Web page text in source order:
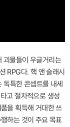
물들이 우글거리는
RPG다. 핵 앤 슬래시
특한 콘셉트를 내세
고 절차적으로 생성
을 획득해 거대한 쓰
하는 것이 주요 목표